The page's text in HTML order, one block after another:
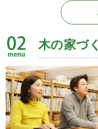
木の家づ